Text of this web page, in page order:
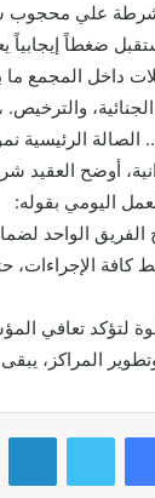
علي محجوب
ضغطاً
والترخيص.
الصالة الرئيسية
أوضح العقيد
اليومي بقوله:
الفريق الواحد
كافة الإجراءات،
لتؤكد تعافي
المراكز،
فيسبوك